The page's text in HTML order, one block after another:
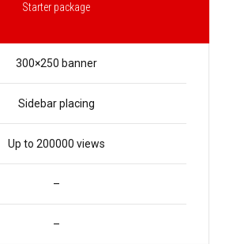
Starter package
300×250 banner
Sidebar placing
Up to 200000 views
–
–